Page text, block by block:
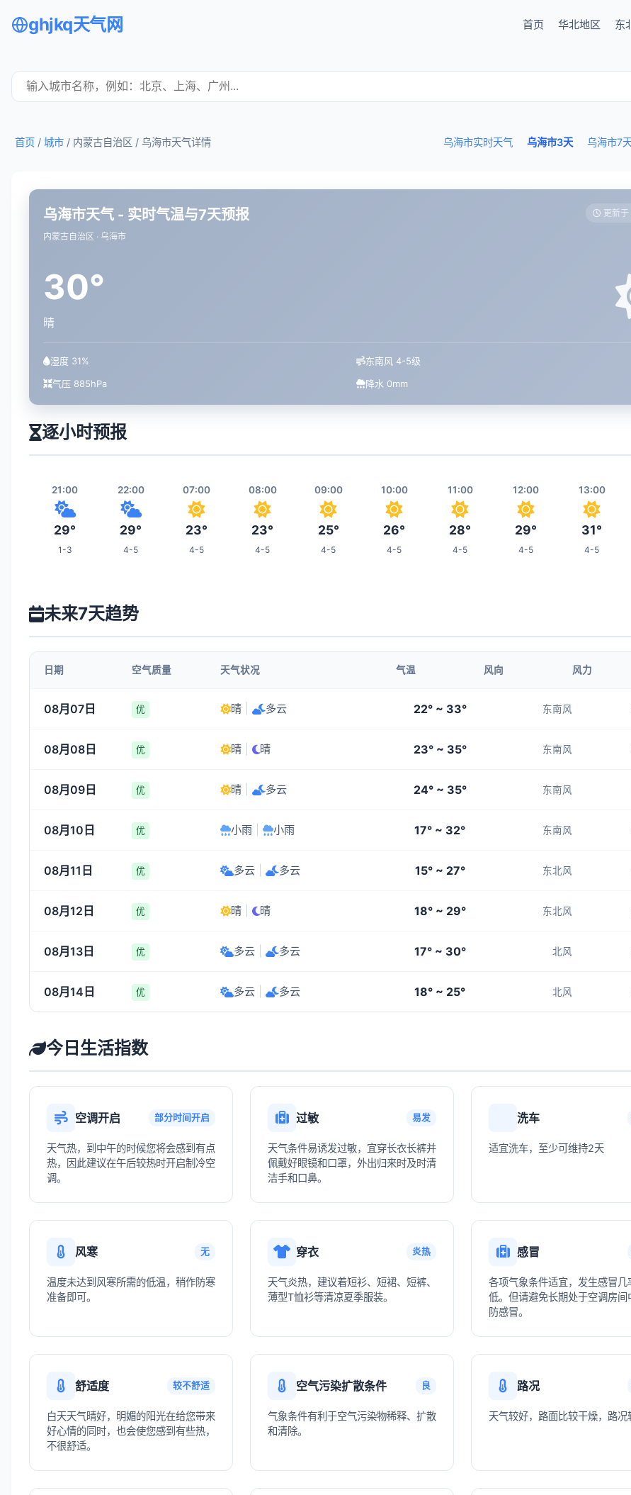
ghjkq天气网 首页 华北地区 东
乌海市实时天气 乌海市3天 乌海市7
首页 / 城市 / 内蒙古自治区 / 乌海市天气详情
乌海市天气 - 实时气温与7天预报
内蒙古自治区 · 乌海市
更新
30°
晴
湿度 31%
东南风 4-5级
气压 885hPa
降水 0mm
逐小时预报
21:00
29°
1-3
22:00
29°
4-5
07:00
23°
4-5
08:00
23°
4-5
09:00
25°
4-5
10:00
26°
4-5
11:00
28°
4-5
12:00
29°
4-5
13:00
31°
4-5
4-5 4-5 4-5 4-5 4-5 4-5 4-5 4-5 4-5
4-5 4-5 4-5
未来7天趋势
日期 空气质量 天气状况 气温 风向 风力
08月07日 优 晴 多云 22° ~ 33° 东南风
08月08日 优 晴 晴 23° ~ 35° 东南风
08月09日 优 晴 多云 24° ~ 35° 东南风
08月10日 优 小雨 小雨 17° ~ 32° 东南风
08月11日 优 多云 多云 15° ~ 27° 东北风
08月12日 优 晴 晴 18° ~ 29° 东北风
08月13日 优 多云 多云 17° ~ 30° 北风
08月14日 优 多云 多云 18° ~ 25° 北风
今日生活指数
空调开启 部分时间开启
天气热，到中午的时候您将会感到有点
热，因此建议在午后较热时开启制冷空
调。
过敏 易发
天气条件易诱发过敏，宜穿长衣长裤并
佩戴好眼镜和口罩，外出归来时及时清
洁手和口鼻。
洗车
适宜洗车，至少可维持2天
风寒 无
温度未达到风寒所需的低温，稍作防寒
准备即可。
穿衣 炎热
天气炎热，建议着短衫、短裙、短裤、
薄型T恤衫等清凉夏季服装。
感冒
各项气象条件适宜，发生感冒几
低。但请避免长期处于空调房间
防感冒。
舒适度 较不舒适
白天天气晴好，明媚的阳光在给您带来
好心情的同时，也会使您感到有些热，
不很舒适。
空气污染扩散条件 良
气象条件有利于空气污染物稀释、扩散
和清除。
路况
天气较好，路面比较干燥，路况